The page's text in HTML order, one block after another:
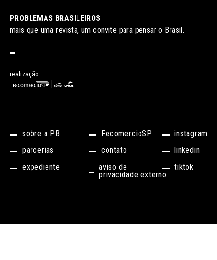
sobre a PB
parcerias
expediente
FecomercioSP
contato
aviso de
privacidade externo
instagram
linkedin
tiktok
PROBLEMAS BRASILEIROS
mais que uma revista, um convite para pensar o Brasil.
realização